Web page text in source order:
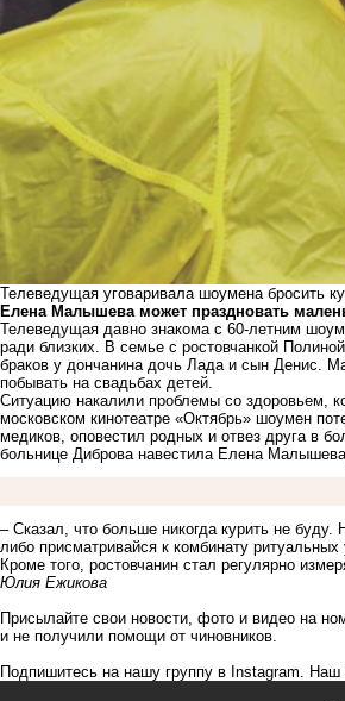
Телеведущая уговаривала шоумена бросить
Елена Малышева может праздновать
Телеведущая давно знакома с 60-летним
ради близких. В семье с ростовчанкой
браков у дончанина дочь Лада и сын Денис.
побывать на свадьбах детей.
Ситуацию накалили проблемы со здоровьем,
московском кинотеатре «Октябрь» шоумен
медиков, оповестил родных и отвез друга в
больнице Диброва навестила Елена
– Сказал, что больше никогда курить не буду.
либо присматривайся к комбинату
Кроме того, ростовчанин стал регулярно
Юлия Ежикова
Присылайте свои новости, фото и видео на
и не получили помощи от чиновников.
Подпишитесь на нашу группу в Instagram . Наш